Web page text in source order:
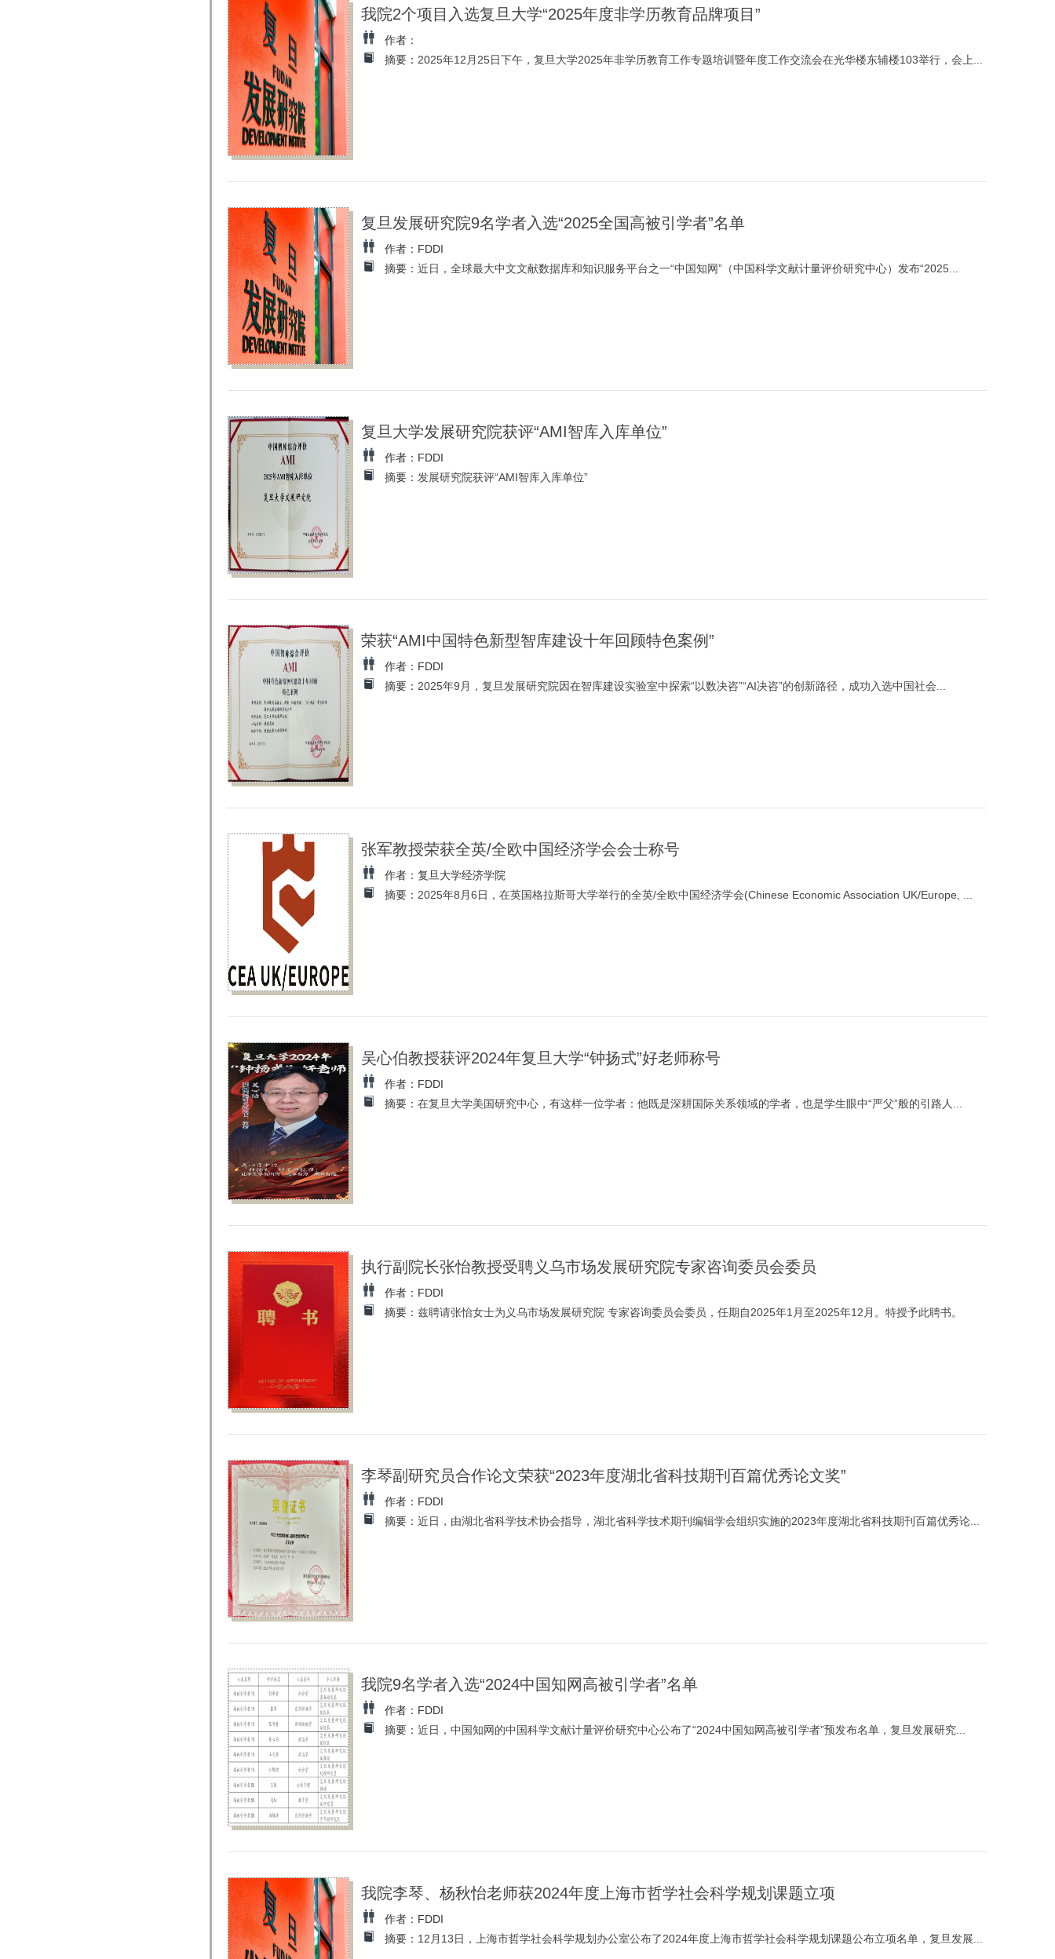
我院2个项目入选复旦大学“2025年度非学历教育品牌项目”
作者：
摘要： 2025年12月25日下午，复旦大学2025年非学历教育工作专题培训暨年度工作交流会在光华楼东辅楼103举行，会上...
复旦发展研究院9名学者入选“2025全国高被引学者”名单
作者：FDDI
摘要： 近日，全球最大中文文献数据库和知识服务平台之一“中国知网”（中国科学文献计量评价研究中心）发布“2025...
复旦大学发展研究院获评“AMI智库入库单位”
作者：FDDI
摘要： 发展研究院获评“AMI智库入库单位”
荣获“AMI中国特色新型智库建设十年回顾特色案例”
作者：FDDI
摘要： 2025年9月，复旦发展研究院因在智库建设实验室中探索“以数决咨”“AI决咨”的创新路径，成功入选中国社会...
张军教授荣获全英/全欧中国经济学会会士称号
作者：复旦大学经济学院
摘要： 2025年8月6日，在英国格拉斯哥大学举行的全英/全欧中国经济学会(Chinese Economic Association UK/Europe, ...
吴心伯教授获评2024年复旦大学“钟扬式”好老师称号
作者：FDDI
摘要： 在复旦大学美国研究中心，有这样一位学者：他既是深耕国际关系领域的学者，也是学生眼中“严父”般的引路人...
执行副院长张怡教授受聘义乌市场发展研究院专家咨询委员会委员
作者：FDDI
摘要： 兹聘请张怡女士为义乌市场发展研究院 专家咨询委员会委员，任期自2025年1月至2025年12月。特授予此聘书。
李琴副研究员合作论文荣获“2023年度湖北省科技期刊百篇优秀论文奖”
作者：FDDI
摘要： 近日，由湖北省科学技术协会指导，湖北省科学技术期刊编辑学会组织实施的2023年度湖北省科技期刊百篇优秀论...
我院9名学者入选“2024中国知网高被引学者”名单
作者：FDDI
摘要： 近日，中国知网的中国科学文献计量评价研究中心公布了“2024中国知网高被引学者”预发布名单，复旦发展研究...
我院李琴、杨秋怡老师获2024年度上海市哲学社会科学规划课题立项
作者：FDDI
摘要： 12月13日，上海市哲学社会科学规划办公室公布了2024年度上海市哲学社会科学规划课题公布立项名单，复旦发展...